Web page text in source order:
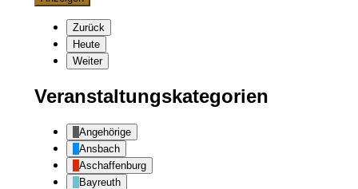
Zurück
Heute
Weiter
Veranstaltungskategorien
Angehörige
Ansbach
Aschaffenburg
Bayreuth